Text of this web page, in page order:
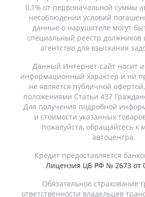
0,1% от первоначальной суммы
несоблюдении условий
данные о нарушителе могут
специальный реестр должников
агентство для взыскания
Данный Интернет-сайт носит
информационный характер и ни
не является публичной
положениями Статьи 437
Для получения подробной
и стоимости указанных
пожалуйста, обращайтесь к
автоцентра.
Кредит предоставляется
Лицензия ЦБ РФ № 2673 от
Обязательное страхование
ответственности владельцев